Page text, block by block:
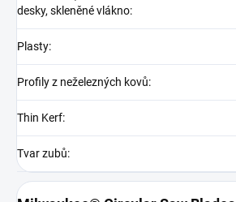
desky, skleněné vlákno:
Plasty:
Profily z neželezných kovů:
Thin Kerf:
Tvar zubů: